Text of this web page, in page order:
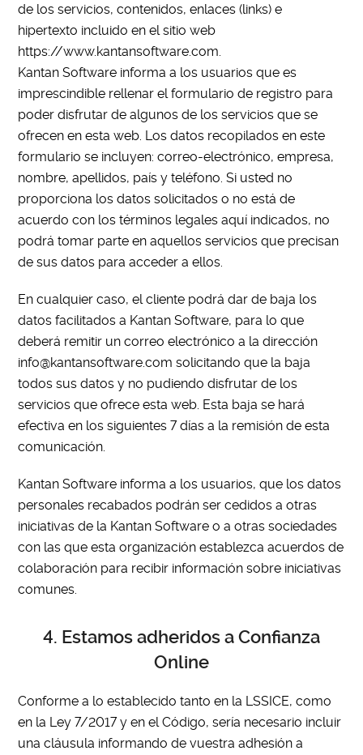
de los servicios, contenidos, enlaces (links) e
hipertexto incluido en el sitio web
https://www.kantansoftware.com.
Kantan Software informa a los usuarios que es
imprescindible rellenar el formulario de registro para
poder disfrutar de algunos de los servicios que se
ofrecen en esta web. Los datos recopilados en este
formulario se incluyen: correo-electrónico, empresa,
nombre, apellidos, país y teléfono. Si usted no
proporciona los datos solicitados o no está de
acuerdo con los términos legales aquí indicados, no
podrá tomar parte en aquellos servicios que precisan
de sus datos para acceder a ellos.
En cualquier caso, el cliente podrá dar de baja los
datos facilitados a Kantan Software, para lo que
deberá remitir un correo electrónico a la dirección
info@kantansoftware.com solicitando que la baja
todos sus datos y no pudiendo disfrutar de los
servicios que ofrece esta web. Esta baja se hará
efectiva en los siguientes 7 días a la remisión de esta
comunicación.
Kantan Software informa a los usuarios, que los datos
personales recabados podrán ser cedidos a otras
iniciativas de la Kantan Software o a otras sociedades
con las que esta organización establezca acuerdos de
colaboración para recibir información sobre iniciativas
comunes.
4. Estamos adheridos a Confianza
Online
Conforme a lo establecido tanto en la LSSICE, como
en la Ley 7/2017 y en el Código, sería necesario incluir
una cláusula informando de vuestra adhesión a